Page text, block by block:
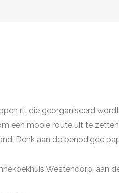
rit die georganiseerd
een mooie route uit te
Denk aan de benodigde
Westendorp, aan